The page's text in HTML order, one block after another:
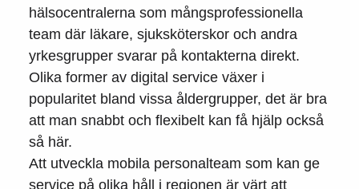
hälsocentralerna som mångsprofessionella
team där läkare, sjuksköterskor och andra
yrkesgrupper svarar på kontakterna direkt.
Olika former av digital service växer i
popularitet bland vissa åldergrupper, det är bra
att man snabbt och flexibelt kan få hjälp också
så här.
Att utveckla mobila personalteam som kan ge
service på olika håll i regionen är värt att